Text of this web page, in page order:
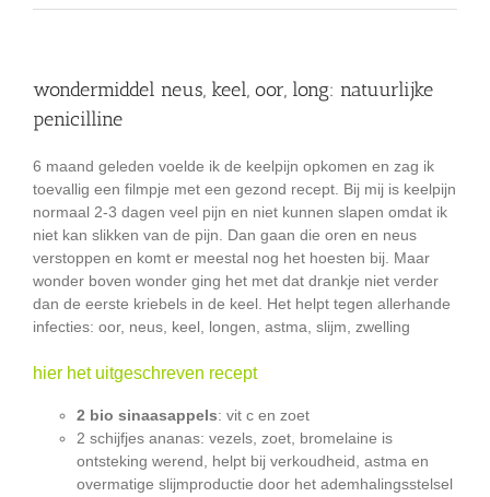
wondermiddel neus, keel, oor, long: natuurlijke
penicilline
6 maand geleden voelde ik de keelpijn opkomen en zag ik
toevallig een filmpje met een gezond recept. Bij mij is keelpijn
normaal 2-3 dagen veel pijn en niet kunnen slapen omdat ik
niet kan slikken van de pijn. Dan gaan die oren en neus
verstoppen en komt er meestal nog het hoesten bij. Maar
wonder boven wonder ging het met dat drankje niet verder
dan de eerste kriebels in de keel. Het helpt tegen allerhande
infecties: oor, neus, keel, longen, astma, slijm, zwelling
hier het uitgeschreven recept
2 bio sinaasappels: vit c en zoet
2 schijfjes ananas: vezels, zoet, bromelaine is
ontsteking werend, helpt bij verkoudheid, astma en
overmatige slijmproductie door het ademhalingsstelsel